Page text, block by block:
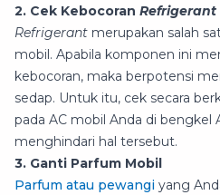
2. Cek Kebocoran Refrigerant
Refrigerant merupakan salah
mobil. Apabila komponen ini
kebocoran, maka berpotensi
sedap. Untuk itu, cek secara
pada AC mobil Anda di
menghindari hal tersebut.
3. Ganti Parfum Mobil
Parfum atau pewangi yang